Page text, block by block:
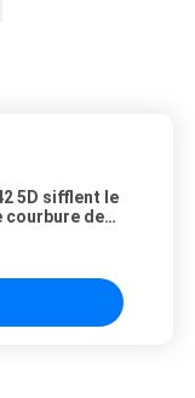
5D sifflent le
courbure de